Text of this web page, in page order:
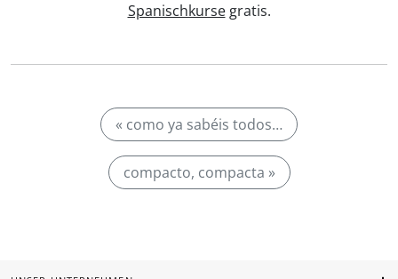
Spanischkursegratis.
« como ya sabéis todos…
compacto, compacta »